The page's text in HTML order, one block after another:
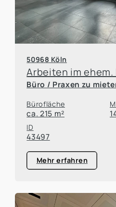
50968 Köln
Büro / Praxen zu
Bürofläche
ca. 215 m²
ID
43497
Mehr erfahren